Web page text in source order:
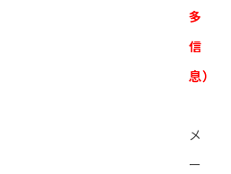
多
信
息）
メ
ー